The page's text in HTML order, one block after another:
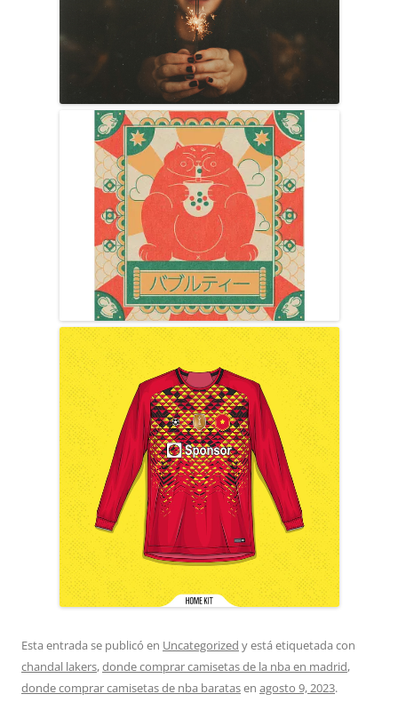
Esta entrada se publicó en Uncategorized y está etiquetada con
chandal lakers,donde comprar camisetas de la nba en madrid,
donde comprar camisetas de nba baratasen agosto 9, 2023.